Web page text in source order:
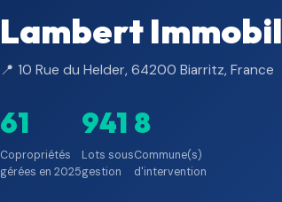
Lambert
📍 10 Rue du Helder, 64200 Biarritz, France
61
Copropriétés
gérées en 2025
941
Lots sous
gestion
8
Commune(s)
d'intervention